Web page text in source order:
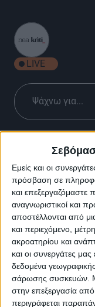
Εμείς και οι
πρόσβαση σε
και
αναγνωριστικοί και
αποστέλλονται από
και περιεχόμενο,
ακροατηρίου και
και οι συνεργάτες
δεδομένα
σάρωσης συσκευών.
στην επεξεργασία
περιγράφεται
LIVE
1h 15'
Μικρά Ασία
προσφυγιάς
Πόσο θάρρος
τον τόπο σου. Να
μέσα σε μια
την καταστροφή.
Ασία – Κρήτη, ένα
ημέρα
ιστορία και
σημάδεψαν τους